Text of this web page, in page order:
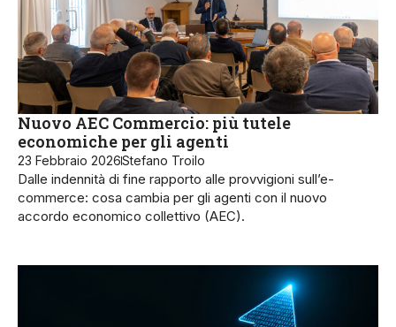
Nuovo AEC Commercio: più tutele
economiche per gli agenti
23 Febbraio 2026Stefano Troilo
Dalle indennità di fine rapporto alle provvigioni sull’e-
commerce: cosa cambia per gli agenti con il nuovo
accordo economico collettivo (AEC).